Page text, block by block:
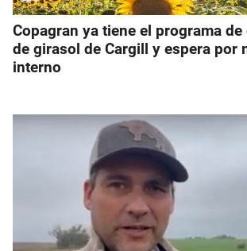
Copagran ya tiene el programa
de girasol de Cargill y espera por
interno